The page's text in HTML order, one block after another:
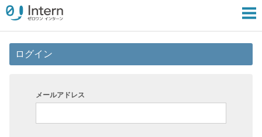
ログイン
メールアドレス